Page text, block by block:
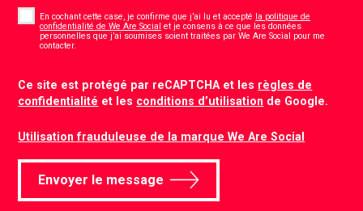
En cochant cette case, je confirme que j’ai lu et accepté la politique de
confidentialité de We Are Social et je consens à ce que les données
personnelles que j’ai soumises soient traitées par We Are Social pour me
contacter.
Ce site est protégé par reCAPTCHA et les règles de
confidentialité et les conditions d’utilisation de Google.
Utilisation frauduleuse de la marque We Are Social
Envoyer le message